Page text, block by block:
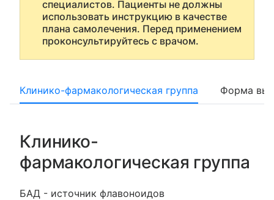
специалистов. Пациенты не должны
использовать инструкцию в качестве
плана самолечения. Перед применением
проконсультируйтесь с врачом.
Клинико-фармакологическая группа Форма
Клинико-
фармакологическая группа
БАД - источник флавоноидов